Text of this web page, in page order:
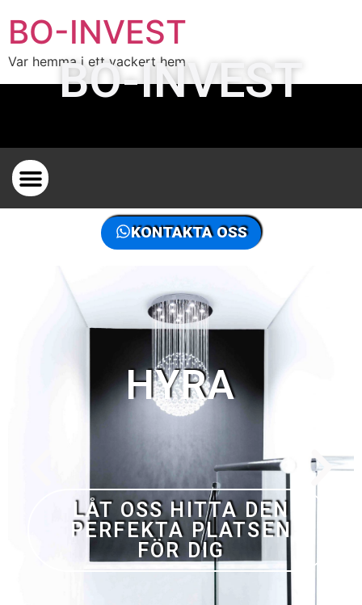
BO-INVEST
Var hemma i ett vackert hem
BO-INVEST
KONTAKTA OSS
INGEN RISK
.
INGEN DEPOSITION OCH
INGET ATT BETALA OM
VI INTE HITTAR DITT
DRÖMBOENDE